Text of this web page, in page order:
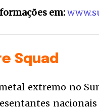
em:
Squad
extremo no